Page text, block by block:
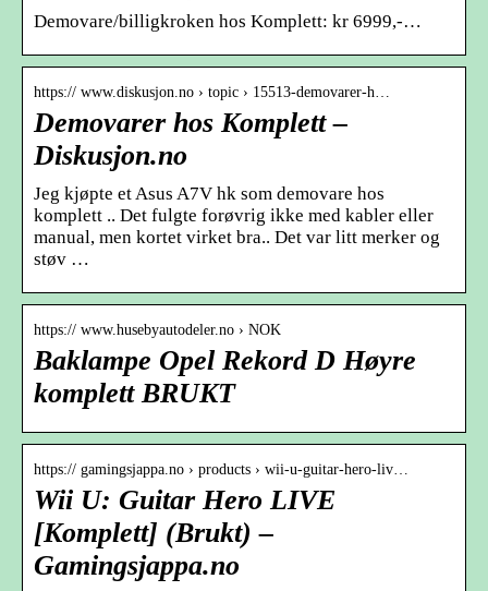
Demovare/billigkroken hos Komplett: kr 6999,-…
https:// www.diskusjon.no › topic › 15513-demovarer-h…
Demovarer hos Komplett –
Diskusjon.no
Jeg kjøpte et Asus A7V hk som demovare hos
komplett .. Det fulgte forøvrig ikke med kabler eller
manual, men kortet virket bra.. Det var litt merker og
støv …
https:// www.husebyautodeler.no › NOK
Baklampe Opel Rekord D Høyre
komplett BRUKT
https:// gamingsjappa.no › products › wii-u-guitar-hero-liv…
Wii U: Guitar Hero LIVE
[Komplett] (Brukt) –
Gamingsjappa.no